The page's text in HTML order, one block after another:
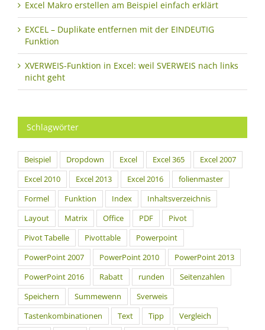
Excel Makro erstellen am Beispiel einfach erklärt
EXCEL – Duplikate entfernen mit der EINDEUTIG
Funktion
XVERWEIS-Funktion in Excel: weil SVERWEIS nach links
nicht geht
Schlagwörter
Beispiel Dropdown Excel Excel 365
Excel 2007
Excel 2010
Excel 2013 Excel 2016
folienmaster
Formel
Funktion Index
Inhaltsverzeichnis
Layout
Matrix Office PDF
Pivot
Pivot Tabelle
Pivottable
Powerpoint
PowerPoint 2007
PowerPoint 2010
PowerPoint 2013
PowerPoint 2016
Rabatt runden
Seitenzahlen
Speichern
Summewenn
Sverweis
Tastenkombinationen
Text Tipp
Vergleich